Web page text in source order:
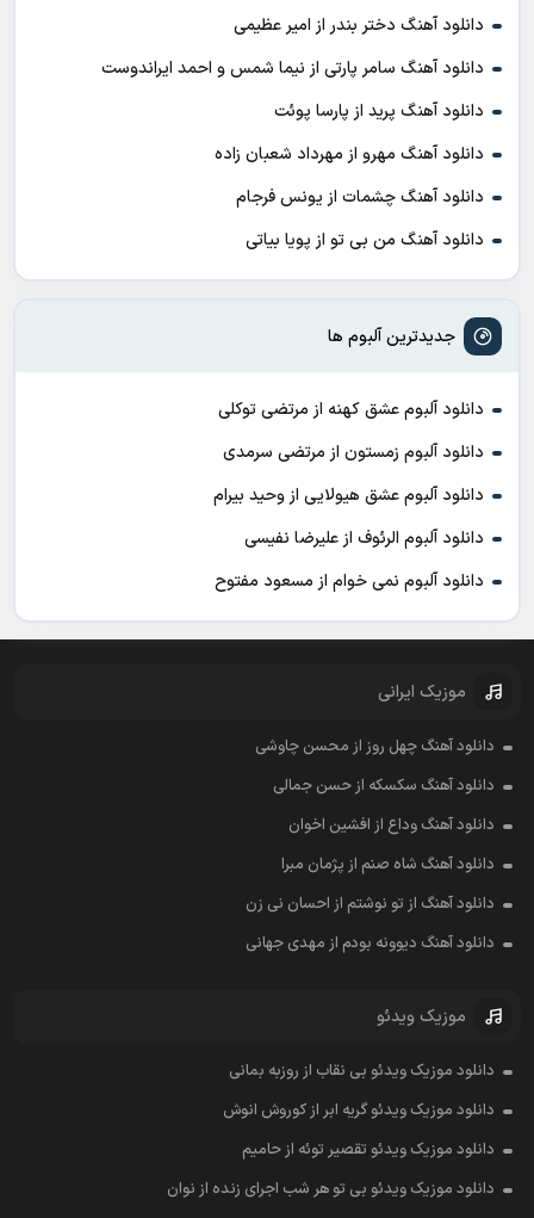
دانلود آهنگ دختر بندر از امیر عظیمی
دانلود آهنگ سامر پارتی از نیما شمس و احمد ایراندوست
دانلود آهنگ پرید از پارسا پوئت
دانلود آهنگ مهرو از مهرداد شعبان زاده
دانلود آهنگ چشمات از یونس فرجام
دانلود آهنگ من بی تو از پویا بیاتی
جدیدترین آلبوم ها
دانلود آلبوم عشق کهنه از مرتضی توکلی
دانلود آلبوم زمستون از مرتضی سرمدی
دانلود آلبوم عشق هیولایی از وحید بیرام
دانلود آلبوم الرئوف از علیرضا نفیسی
دانلود آلبوم نمی خوام از مسعود مفتوح
موزیک ایرانی
دانلود آهنگ چهل روز از محسن چاوشی
دانلود آهنگ سکسکه از حسن جمالی
دانلود آهنگ وداع از افشين اخوان
دانلود آهنگ شاه صنم از پژمان مبرا
دانلود آهنگ از تو نوشتم از احسان نی زن
دانلود آهنگ دیوونه بودم از مهدی جهانی
موزیک ویدئو
دانلود موزیک ویدئو بی نقاب از روزبه بمانی
دانلود موزیک ویدئو گریه ابر از کوروش انوش
دانلود موزیک ویدئو تقصیر توئه از حامیم
دانلود موزیک ویدئو بی تو هر شب اجرای زنده از نوان